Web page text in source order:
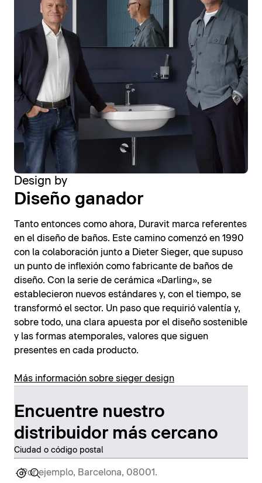
Design by
Diseño ganador
Tanto entonces como ahora, Duravit marca referentes
en el diseño de baños. Este camino comenzó en 1990
con la colaboración junto a Dieter Sieger, que supuso
un punto de inflexión como fabricante de baños de
diseño. Con la serie de cerámica «Darling», se
establecieron nuevos estándares y, con el tiempo, se
transformó el sector. Un paso que requirió valentía y,
sobre todo, una clara apuesta por el diseño sostenible
y las formas atemporales, valores que siguen
presentes en cada producto.
Más información sobre sieger design
Encuentre nuestro
distribuidor más cercano
Ciudad o código postal